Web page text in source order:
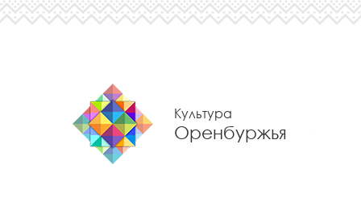
Культура
Оренбуржья